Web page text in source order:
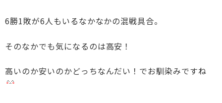
6勝1敗が6人もいるなかなかの混戦具合。
そのなかでも気になるのは高安！
高いのか安いのかどっちなんだい！でお馴染みですね